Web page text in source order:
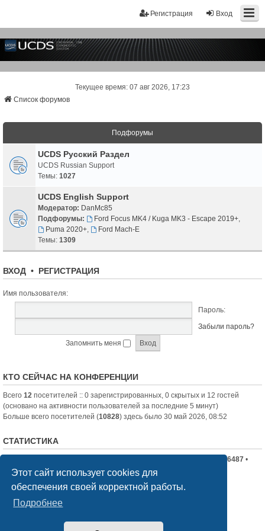
Этот сайт использует cookies для
обеспечения своей корректной работы.
Подробнее
Вход
Регистрация
Текущее время: 07 авг 2026, 17:23
Список форумов
Подфорумы
UCDS Русский Раздел
UCDS Russian Support
Темы: 1027
UCDS English Support
Модератор: DanMc85
Подфорумы:
Ford Focus MK4 / Kuga MK3 - Escape 2019+,
Puma 2020+,
Ford Mach-E
Темы: 1309
ВХОД • РЕГИСТРАЦИЯ
Имя пользователя:
Пароль:
Забыли пароль?
Запомнить меня
КТО СЕЙЧАС НА КОНФЕРЕНЦИИ
Всего 12 посетителей :: 0 зарегистрированных, 0 скрытых и 12 гостей
(основано на активности пользователей за последние 5 минут)
Больше всего посетителей (10828) здесь было 30 май 2026, 08:52
СТАТИСТИКА
• Всего пользователей:6487 •
Новый пользователь: nord-jeka
Список форумов
phpBB® Forum Software © phpBB Limited